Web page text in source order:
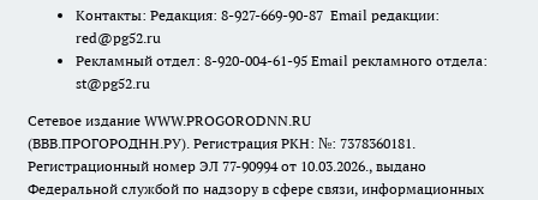
Контакты: Редакция: 8-927-669-90-87 Email редакции:
red@pg52.ru
Рекламный отдел: 8-920-004-61-95 Email рекламного отдела:
st@pg52.ru
Сетевое издание WWW.PROGORODNN.RU
(ВВВ.ПРОГОРОДНН.РУ). Регистрация РКН: №: 7378360181.
Регистрационный номер ЭЛ 77-90994 от 10.03.2026., выдано
Федеральной службой по надзору в сфере связи, информационных